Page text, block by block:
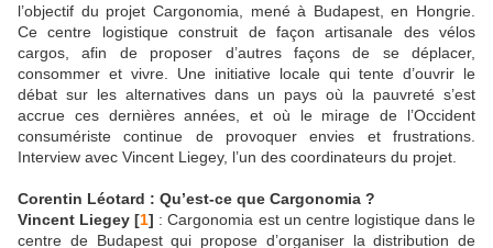
l’objectif du projet Cargonomia, mené à Budapest, en Hongrie.
Ce centre logistique construit de façon artisanale des vélos
cargos, afin de proposer d’autres façons de se déplacer,
consommer et vivre. Une initiative locale qui tente d’ouvrir le
débat sur les alternatives dans un pays où la pauvreté s’est
accrue ces dernières années, et où le mirage de l’Occident
consumériste continue de provoquer envies et frustrations.
Interview avec Vincent Liegey, l’un des coordinateurs du projet.
Corentin Léotard : Qu’est-ce que Cargonomia ?
Vincent Liegey [1] : Cargonomia est un centre logistique dans le
centre de Budapest qui propose d’organiser la distribution de